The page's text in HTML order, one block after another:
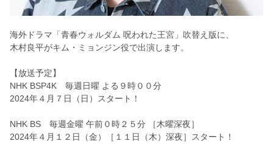
海外ドラマ「青春ウォルダム 呪われた王宮」吹替え版に、
木村良平がキム・ミョンジン役で出演します。
【放送予定】
NHK BSP4K 毎週日曜 よる９時００分
2024年４月７日（日）スタート！
NHK BS 毎週金曜 午前０時２５分 ［木曜深夜］
2024年４月１２日（金）［１１日（木）深夜］スタート！